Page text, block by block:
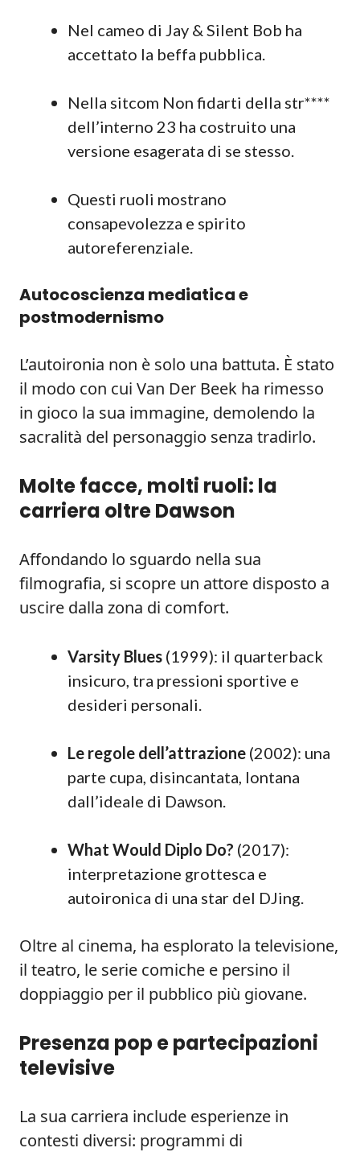
Nel cameo di Jay & Silent Bob ha
accettato la beffa pubblica.
Nella sitcom Non fidarti della str****
dell’interno 23 ha costruito una
versione esagerata di se stesso.
Questi ruoli mostrano
consapevolezza e spirito
autoreferenziale.
Autocoscienza mediatica e
postmodernismo
L’autoironia non è solo una battuta. È stato
il modo con cui Van Der Beek ha rimesso
in gioco la sua immagine, demolendo la
sacralità del personaggio senza tradirlo.
Molte facce, molti ruoli: la
carriera oltre Dawson
Affondando lo sguardo nella sua
filmografia, si scopre un attore disposto a
uscire dalla zona di comfort.
Varsity Blues (1999): il quarterback
insicuro, tra pressioni sportive e
desideri personali.
Le regole dell’attrazione (2002): una
parte cupa, disincantata, lontana
dall’ideale di Dawson.
What Would Diplo Do? (2017):
interpretazione grottesca e
autoironica di una star del DJing.
Oltre al cinema, ha esplorato la televisione,
il teatro, le serie comiche e persino il
doppiaggio per il pubblico più giovane.
Presenza pop e partecipazioni
televisive
La sua carriera include esperienze in
contesti diversi: programmi di